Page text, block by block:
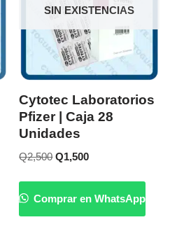
SIN EXISTENCIAS
Cytotec Laboratorios
Pfizer | Caja 28
Unidades
Q2,500 Q1,500
Comprar en WhatsApp